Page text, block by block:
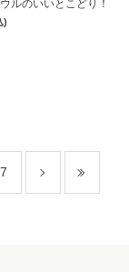
ルのいいとこどり！
)
7